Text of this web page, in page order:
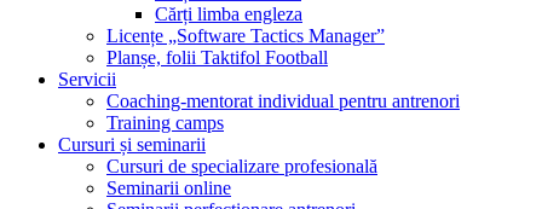
Cărți limba engleza
Licențe „Software Tactics Manager”
Planșe, folii Taktifol Football
Servicii
Coaching-mentorat individual pentru antrenori
Training camps
Cursuri și seminarii
Cursuri de specializare profesională
Seminarii online